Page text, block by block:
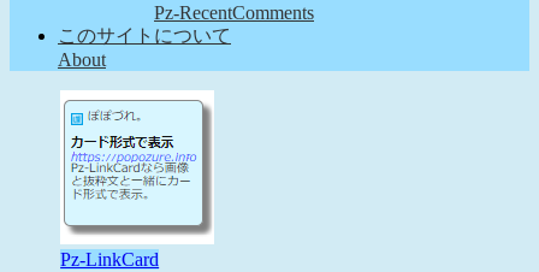
Pz-RecentComments
このサイトについて
About
Pz-LinkCard